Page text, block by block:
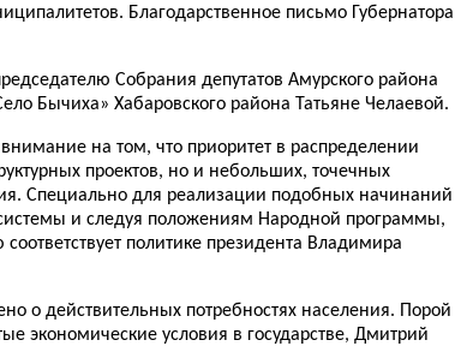
Благодарственное письмо Губернатора
Собрания депутатов Амурского района
Бычиха» Хабаровского района Татьяне Челаевой.
на том, что приоритет в распределении
проектов, но и небольших, точечных
Специально для реализации подобных начинаний
и следуя положениям Народной программы,
политике президента Владимира
о действительных потребностях населения. Порой
экономические условия в государстве, Дмитрий